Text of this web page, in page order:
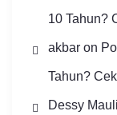
10 Tahun?
akbaron
Tahun?
Dessy